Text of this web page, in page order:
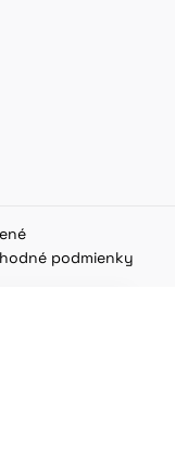
podmienky